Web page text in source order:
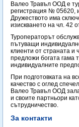
Валео Травъл ООД е
регистрация № 05620,
Дружеството има
изискването на чл. 42
Туроператорът
пътуващи
клиенти от страната и
предложи богата гама
индивидуалните
При подготовката на
качество с оглед
Валео Травъл ООД
и своите партньори
сътрудничество.
За контакти